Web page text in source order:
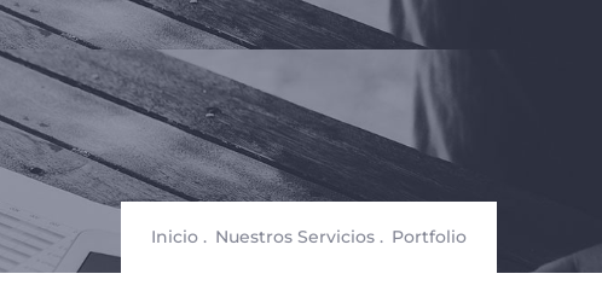
Sobrescribir
Inicio . Nuestros Servicios . Portfolio